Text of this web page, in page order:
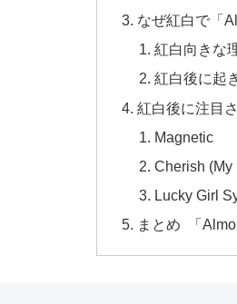
なぜ紅白で「
紅白向きな
紅白後に起
紅白後に注目
Magnetic
Cherish (My
Lucky Girl
まとめ 「